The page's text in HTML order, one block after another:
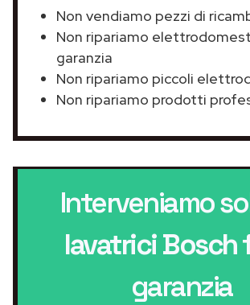
Non vendiamo pezzi di
Non ripariamo
garanzia
Non ripariamo piccoli
Non ripariamo prodotti
Interveniamo
lavatrici Bosch
garanzia